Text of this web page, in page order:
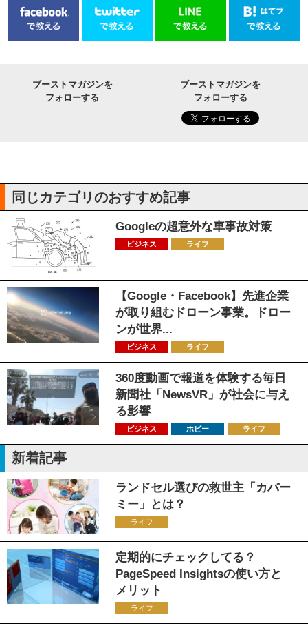
ブーストマガジンを
フォローする
ブーストマガジンを
フォローする
同じカテゴリのおすすめ記事
Googleの超意外な車事故対策
ビジネス ライフ
【Google・Facebook】先進企業
が取り組むドローン事業。ドロー
ンが世界...
ビジネス ライフ
360度動画で報道を体験する毎日
新聞社「NewsVR」が社会に与え
る影響
ビジネス ホビー ライフ
新着記事
ランドセル選びの救世主「カバー
ミー」とは？
ライフ
定期的にチェックしてる？
PageSpeed Insightsの使い方と
メリット
ライフ